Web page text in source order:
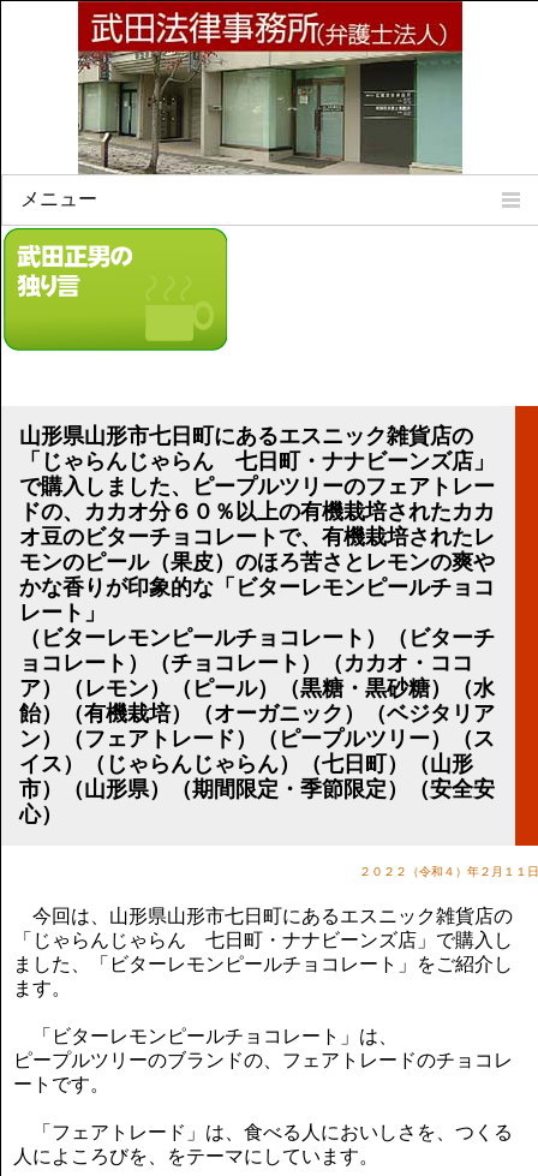
メニュー
Home
所属弁護士
法律相談案内
リンク集
顧問契約について
講演のご案内
気をつけたい法律のポイント
武田正男の独り言
山形県山形市七日町にあるエスニック雑貨店の
「じゃらんじゃらん 七日町・ナナビーンズ店」
で購入しました、ピープルツリーのフェアトレー
ドの、カカオ分６０％以上の有機栽培されたカカ
オ豆のビターチョコレートで、有機栽培されたレ
モンのピール（果皮）のほろ苦さとレモンの爽や
かな香りが印象的な「ビターレモンピールチョコ
レート」
（ビターレモンピールチョコレート）（ビターチ
ョコレート）（チョコレート）（カカオ・ココ
ア）（レモン）（ピール）（黒糖・黒砂糖）（水
飴）（有機栽培）（オーガニック）（ベジタリア
ン）（フェアトレード）（ピープルツリー）（ス
イス）（じゃらんじゃらん）（七日町）（山形
市）（山形県）（期間限定・季節限定）（安全安
心）
２０２２（令和４）年２月１１日
今回は、山形県山形市七日町にあるエスニック雑貨店の
「じゃらんじゃらん 七日町・ナナビーンズ店」で購入し
ました、「ビターレモンピールチョコレート」をご紹介し
ます。
「ビターレモンピールチョコレート」は、
ピープルツリーのブランドの、フェアトレードのチョコレ
ートです。
「フェアトレード」は、食べる人においしさを、つくる
人によころびを、をテーマにしています。